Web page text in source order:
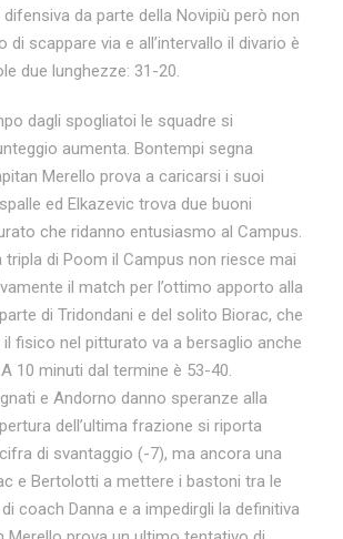
difensiva da parte della Novipiù però non
di scappare via e all’intervallo il divario è
due lunghezze: 31-20.
dagli spogliatoi le squadre si
aumenta. Bontempi segna
Merello prova a caricarsi i suoi
ed Elkazevic trova due buoni
che ridanno entusiasmo al Campus.
di Poom il Campus non riesce mai
il match per l’ottimo apporto alla
di Tridondani e del solito Biorac, che
fisico nel pitturato va a bersaglio anche
10 minuti dal termine è 53-40.
e Andorno danno speranze alla
dell’ultima frazione si riporta
di svantaggio (-7), ma ancora una
e Bertolotti a mettere i bastoni tra le
coach Danna e a impedirgli la definitiva